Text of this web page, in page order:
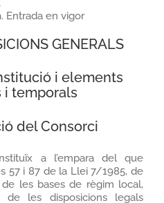
Entrada en vigor
GENERALS
i elements
i temporals
del Consorci
a l’empara del que
57 i 87 de la Llei 7/1985, de
de les bases de règim local,
les disposicions legals